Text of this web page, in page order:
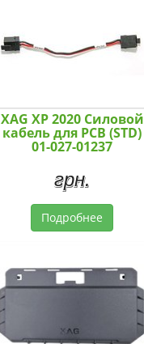
XAG XP 2020 Силовой
кабель для PCB (STD)
01-027-01237
грн.
Подробнее